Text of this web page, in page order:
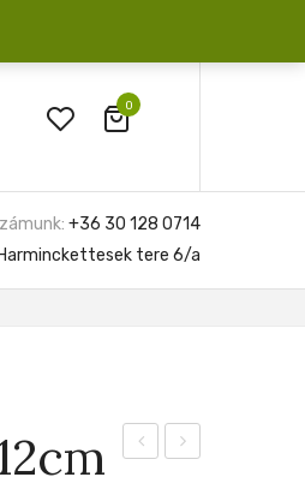
0
+36 30 128 0714
tere 6/a